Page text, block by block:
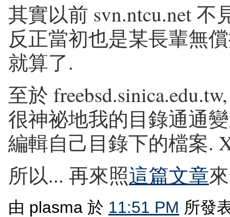
其實以前 svn.ntcu.net
反正當初也是某長輩無
就算了.
至於
很神祕地我的目錄通通
編輯自己目錄下的檔案.
所以... 再來照這篇文章
由 plasma 於 11:51 PM 所發